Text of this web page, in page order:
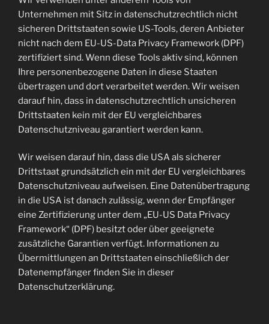
Unternehmen mit Sitz in datenschutzrechtlich nicht
sicheren Drittstaaten sowie US-Tools, deren Anbieter
nicht nach dem EU-US-Data Privacy Framework (DPF)
zertifiziert sind. Wenn diese Tools aktiv sind, können
Ihre personenbezogene Daten in diese Staaten
übertragen und dort verarbeitet werden. Wir weisen
darauf hin, dass in datenschutzrechtlich unsicheren
Drittstaaten kein mit der EU vergleichbares
Datenschutzniveau garantiert werden kann.
Wir weisen darauf hin, dass die USA als sicherer
Drittstaat grundsätzlich ein mit der EU vergleichbares
Datenschutzniveau aufweisen. Eine Datenübertragung
in die USA ist danach zulässig, wenn der Empfänger
eine Zertifizierung unter dem „EU-US Data Privacy
Framework“ (DPF) besitzt oder über geeignete
zusätzliche Garantien verfügt. Informationen zu
Übermittlungen an Drittstaaten einschließlich der
Datenempfänger finden Sie in dieser
Datenschutzerklärung.